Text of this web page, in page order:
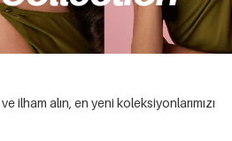
ilham alın, en yeni koleksiyonlarımızı